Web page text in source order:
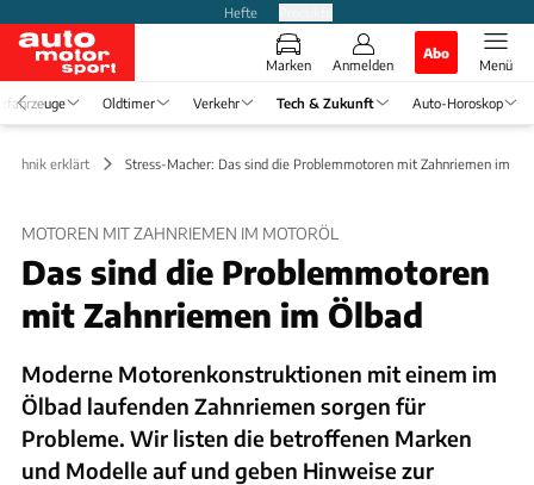
Hefte
Marken Anmelden
Abo
Menü
Oldtimer Verkehr Tech & Zukunft Auto-Horoskop
Technik erklärt Stress-Macher: Das sind die Problemmotoren mit Zahnriemen im Öl
MOTOREN MIT ZAHNRIEMEN IM MOTORÖL
Das sind die Problemmotoren
mit Zahnriemen im Ölbad
Moderne Motorenkonstruktionen mit einem im
Ölbad laufenden Zahnriemen sorgen für
Probleme. Wir listen die betroffenen Marken
und Modelle auf und geben Hinweise zur